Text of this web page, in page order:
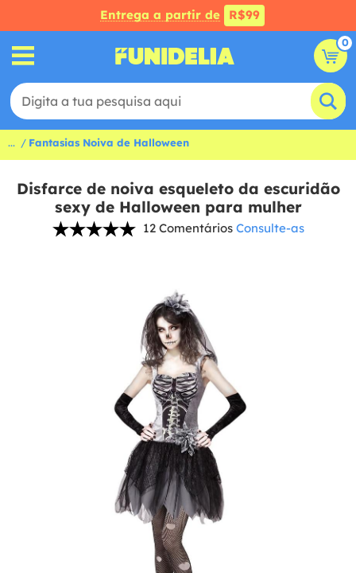
Entrega a partir de R$99
0
... Fantasias Noiva de Halloween
Disfarce de noiva esqueleto da escuridão
sexy de Halloween para mulher
12 Comentários Consulte-as